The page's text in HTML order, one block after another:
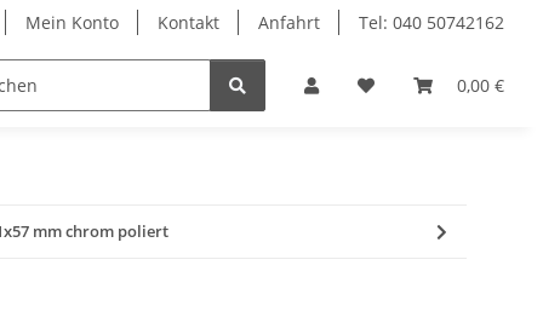
Mein Konto Kontakt Anfahrt Tel: 040 50742162
0,00 €
mm chrom poliert